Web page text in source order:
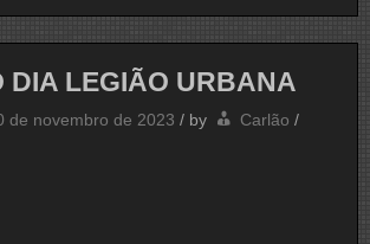
LEGIÃO
DIA LEGIÃO URBANA
de novembro de 2023 / by Carlão /